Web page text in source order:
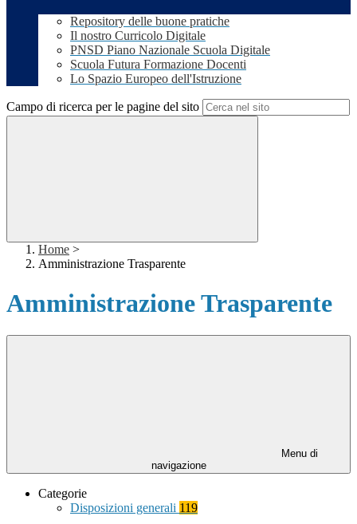
Repository delle buone pratiche
Il nostro Curricolo Digitale
PNSD Piano Nazionale Scuola Digitale
Scuola Futura Formazione Docenti
Lo Spazio Europeo dell'Istruzione
Campo di ricerca per le pagine del sito
Home >
Amministrazione Trasparente
Amministrazione Trasparente
Menu di
navigazione
Categorie
Disposizioni generali 119